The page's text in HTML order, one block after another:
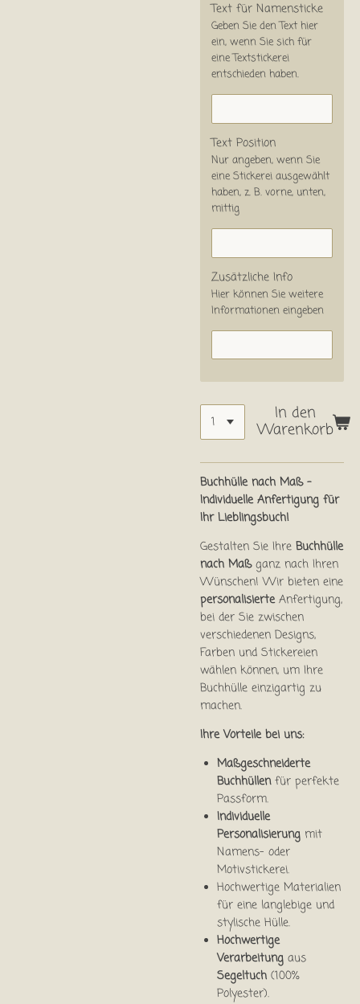
Text für Namensticke
Geben Sie den Text hier
ein, wenn Sie sich für
eine Textstickerei
entschieden haben.
Text Position
Nur angeben, wenn Sie
eine Stickerei ausgewählt
haben, z. B. vorne, unten,
mittig
Zusätzliche Info
Hier können Sie weitere
Informationen eingeben
In den
Warenkorb
Buchhülle nach Maß –
Individuelle Anfertigung für
Ihr Lieblingsbuch!
Gestalten Sie Ihre Buchhülle
nach Maßganz nach Ihren
Wünschen! Wir bieten eine
personalisierteAnfertigung,
bei der Sie zwischen
verschiedenen Designs,
Farben und Stickereien
wählen können, um Ihre
Buchhülle einzigartig zu
machen.
Ihre Vorteile bei uns:
Maßgeschneiderte
Buchhüllenfür perfekte
Passform.
Individuelle
Personalisierung mit
Namens- oder
Motivstickerei.
Hochwertige Materialien
für eine langlebige und
stylische Hülle.
Hochwertige
Verarbeitung aus
Segeltuch (100%
Polyester).